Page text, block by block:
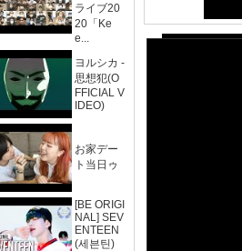
ライブ20
20「Ke
e...
ヨルシカ -
思想犯(O
FFICIAL V
IDEO)
お家デー
ト当日ゥ
[BE ORIGI
NAL] SEV
ENTEEN
(세븐틴)